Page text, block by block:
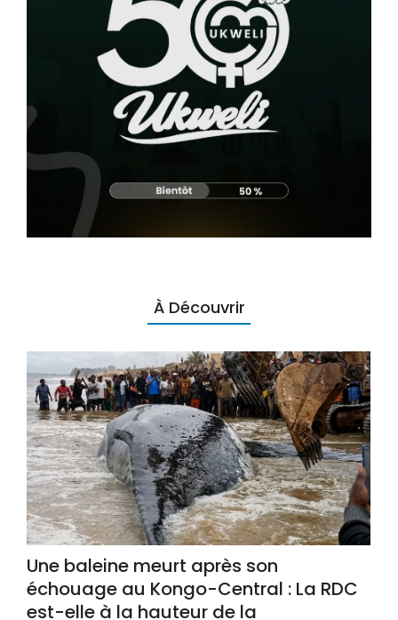
À Découvrir
Une baleine meurt après son
échouage au Kongo-Central : La RDC
est-elle à la hauteur de la